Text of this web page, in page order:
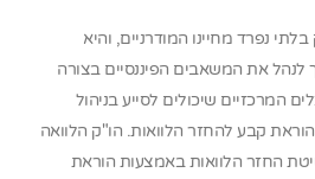
נפרד מחיינו המודרניים, והיא
לנהל את המשאבים הפיננסיים בצורה
המרכזיים שיכולים לסייע בניהול
קבע להחזר הלוואות. הו"ק הלוואה
החזר הלוואות באמצעות הוראת